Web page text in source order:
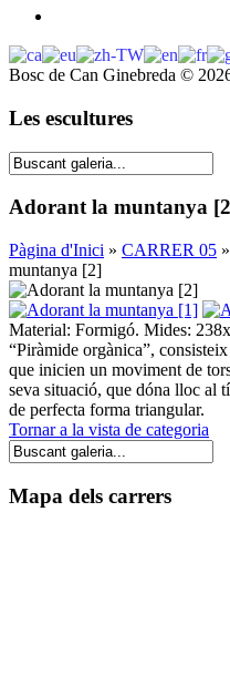
Bosc de Can Ginebreda ©
Les escultures
Adorant la muntanya
Pàgina d'Inici » CARRER 05 »
muntanya [2]
Material: Formigó. Mides:
“Piràmide orgànica”,
que inicien un moviment de
seva situació, que dóna lloc al
de perfecta forma triangular.
Tornar a la vista de categoria
Mapa dels carrers